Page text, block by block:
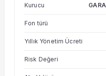
Kurucu
Fon türü
Yıllık Yönetim Ücreti
Risk Değeri